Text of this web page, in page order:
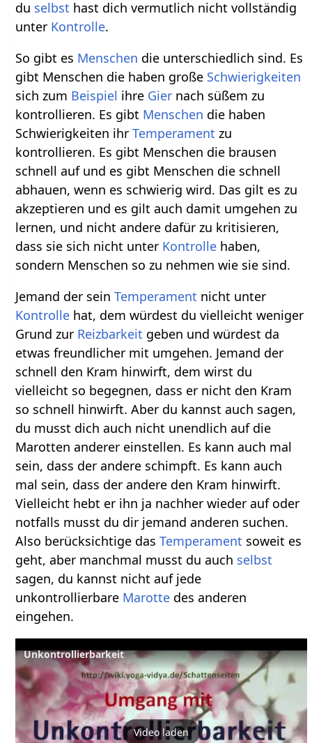
du selbst hast dich vermutlich nicht vollständig
unter Kontrolle.
So gibt es Menschen die unterschiedlich sind. Es
gibt Menschen die haben große Schwierigkeiten
sich zum Beispiel ihre Gier nach süßem zu
kontrollieren. Es gibt Menschen die haben
Schwierigkeiten ihrTemperament zu
kontrollieren. Es gibt Menschen die brausen
schnell auf und es gibt Menschen die schnell
abhauen, wenn es schwierig wird. Das gilt es zu
akzeptieren und es gilt auch damit umgehen zu
lernen, und nicht andere dafür zu kritisieren,
dass sie sich nicht unter Kontrolle haben,
sondern Menschen so zu nehmen wie sie sind.
Jemand der seinTemperament nicht unter
Kontrolle hat, dem würdest du vielleicht weniger
Grund zur Reizbarkeit geben und würdest da
etwas freundlicher mit umgehen. Jemand der
schnell den Kram hinwirft, dem wirst du
vielleicht so begegnen, dass er nicht den Kram
so schnell hinwirft. Aber du kannst auch sagen,
du musst dich auch nicht unendlich auf die
Marotten anderer einstellen. Es kann auch mal
sein, dass der andere schimpft. Es kann auch
mal sein, dass der andere den Kram hinwirft.
Vielleicht hebt er ihn ja nachher wieder auf oder
notfalls musst du dir jemand anderen suchen.
Also berücksichtige dasTemperament soweit es
geht, aber manchmal musst du auch selbst
sagen, du kannst nicht auf jede
unkontrollierbare Marotte des anderen
eingehen.
Unkontrollierbarkeit
Video laden